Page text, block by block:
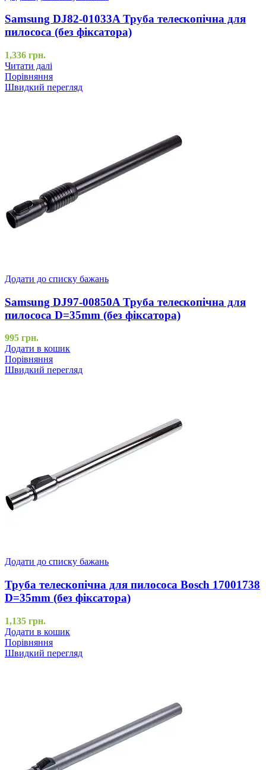
Samsung DJ82-01033A Труба телескопічна для
пилососа (без фіксатора)
1,336 грн.
Читати далі
Порівняння
Швидкий перегляд
Додати до списку бажань
Samsung DJ97-00850A Труба телескопічна для
пилососа D=35mm (без фіксатора)
995 грн.
Додати в кошик
Порівняння
Швидкий перегляд
Додати до списку бажань
Труба телескопічна для пилососа Bosch 17001738
D=35mm (без фіксатора)
1,135 грн.
Додати в кошик
Порівняння
Швидкий перегляд